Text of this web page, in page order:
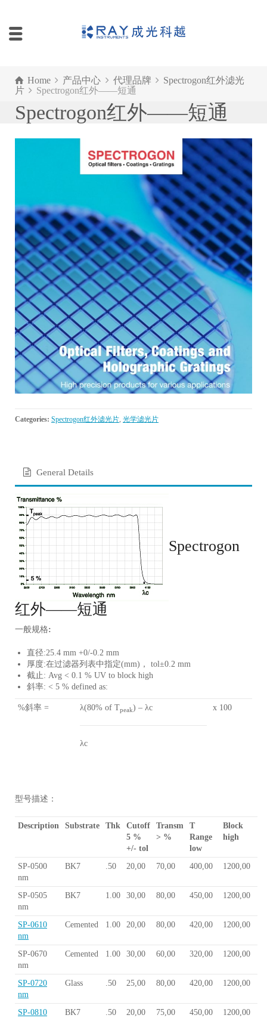
Home 产品中心 代理品牌
Spectrogon红外滤光
片
Spectrogon红外——短通
Spectrogon红外——短通
Categories: Spectrogon红外滤光片, 光学滤光片
General Details
Spectrogon
红外——短通
一般规格:
直径:25.4 mm +0/-0.2 mm
厚度:在过滤器列表中指定(mm)， tol±0.2 mm
截止: Avg < 0.1 % UV to block high
斜率: < 5 % defined as:
%斜率 = λ(80% of Tpeak) – λc
λc
x 100
型号描述：
Description Substrate Thk
Cutoff
5 %
+/- tol
Transm
> %
T
Range
low
Block
high
SP-0500
nm
BK7 .50 20,00 70,00 400,00 1200,00
SP-0505
nm
BK7 1.00 30,00 80,00 450,00 1200,00
SP-0610
nm
Cemented 1.00 20,00 80,00 420,00 1200,00
SP-0670
nm
Cemented 1.00 30,00 60,00 320,00 1200,00
SP-0720
nm
Glass .50 25,00 80,00 420,00 1200,00
SP-0810
BK7 .50 20,00 75,00 450,00 1200,00